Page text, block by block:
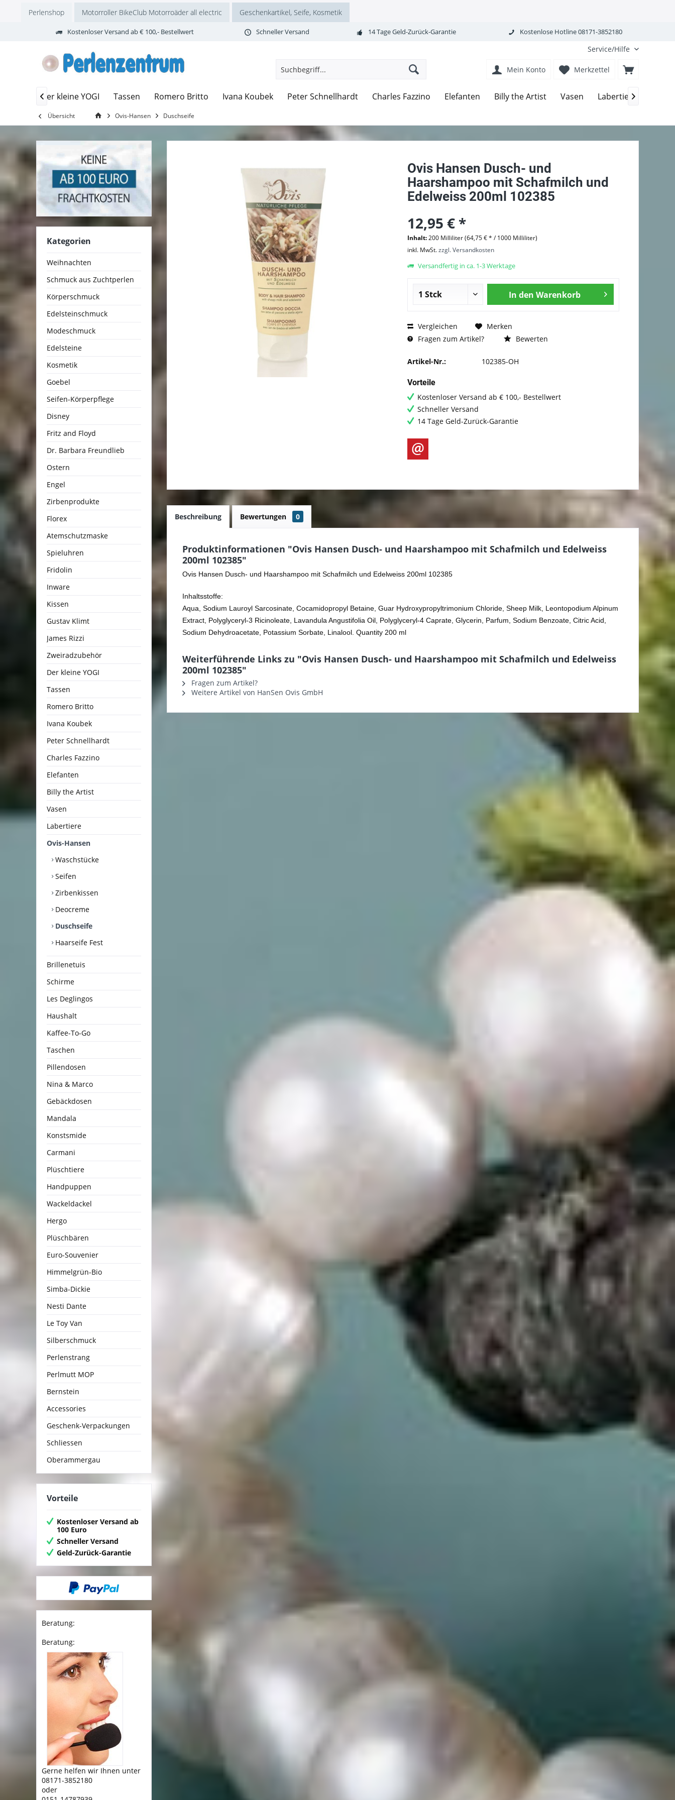
Perlenshop Motorroller BikeClub Motorroäder all electric Geschenkartikel, Seife, Kosmetik
Kostenloser Versand ab € 100,- Bestellwert Schneller Versand 14 Tage Geld-Zurück-Garantie Kostenlose Hotline 08171-3852180
Service/Hilfe
Merkzettel
Mein Konto
Der kleine YOGI Tassen Romero Britto Ivana Koubek Peter Schnellhardt Charles Fazzino Elefanten Billy the Artist Vasen Labertiere
 
Übersicht Ovis-Hansen Duschseife
Kategorien
Weihnachten
Schmuck aus Zuchtperlen
Körperschmuck
Edelsteinschmuck
Modeschmuck
Edelsteine
Kosmetik
Goebel
Seifen-Körperpflege
Disney
Fritz and Floyd
Dr. Barbara Freundlieb
Ostern
Engel
Zirbenprodukte
Florex
Atemschutzmaske
Spieluhren
Fridolin
Inware
Kissen
Gustav Klimt
James Rizzi
Zweiradzubehör
Der kleine YOGI
Tassen
Romero Britto
Ivana Koubek
Peter Schnellhardt
Charles Fazzino
Elefanten
Billy the Artist
Vasen
Labertiere
Ovis-Hansen
Waschstücke
Seifen
Zirbenkissen
Deocreme
Duschseife
Haarseife Fest
Brillenetuis
Schirme
Les Deglingos
Haushalt
Kaffee-To-Go
Taschen
Pillendosen
Nina & Marco
Gebäckdosen
Mandala
Konstsmide
Carmani
Plüschtiere
Handpuppen
Wackeldackel
Hergo
Plüschbären
Euro-Souvenier
Himmelgrün-Bio
Simba-Dickie
Nesti Dante
Le Toy Van
Silberschmuck
Perlenstrang
Perlmutt MOP
Bernstein
Accessories
Geschenk-Verpackungen
Schliessen
Oberammergau
Vorteile
Kostenloser Versand ab
100 Euro
Schneller Versand
Geld-Zurück-Garantie
Beratung:
Beratung:
Gerne helfen wir Ihnen unter
08171-3852180
oder
Ovis Hansen Dusch- und
Haarshampoo mit Schafmilch und
Edelweiss 200ml 102385
12,95 € *
Inhalt:200 Milliliter (64,75 € * / 1000 Milliliter)
inkl. MwSt.zzgl. Versandkosten
Versandfertig in ca. 1-3 Werktage
In den Warenkorb
Vergleichen
Merken
Fragen zum Artikel?
Bewerten
Artikel-Nr.: 102385-OH
Vorteile
Kostenloser Versand ab € 100,- Bestellwert
Schneller Versand
14 Tage Geld-Zurück-Garantie
Beschreibung Bewertungen 0
Produktinformationen "Ovis Hansen Dusch- und Haarshampoo mit Schafmilch und Edelweiss
200ml 102385"
Ovis Hansen Dusch- und Haarshampoo mit Schafmilch und Edelweiss 200ml 102385
Inhaltsstoffe:
Aqua, Sodium Lauroyl Sarcosinate, Cocamidopropyl Betaine, Guar Hydroxypropyltrimonium Chloride, Sheep Milk, Leontopodium Alpinum
Extract, Polyglyceryl-3 Ricinoleate, Lavandula Angustifolia Oil, Polyglyceryl-4 Caprate, Glycerin, Parfum, Sodium Benzoate, Citric Acid,
Sodium Dehydroacetate, Potassium Sorbate, Linalool. Quantity 200 ml
Weiterführende Links zu "Ovis Hansen Dusch- und Haarshampoo mit Schafmilch und Edelweiss
200ml 102385"
Fragen zum Artikel?
Weitere Artikel von HanSen Ovis GmbH